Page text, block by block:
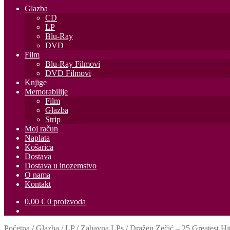
Glazba
CD
LP
Blu-Ray
DVD
Film
Blu-Ray Filmovi
DVD Filmovi
Knjige
Memorabilije
Film
Glazba
Strip
Moj račun
Naplata
Košarica
Dostava
Dostava u inozemstvo
O nama
Kontakt
0,00 € 0 proizvoda
Početna /Glazba /LP/ Zabavna LPs /Dražen Zečić – 25 Greatest